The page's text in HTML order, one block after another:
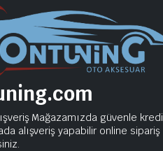
Mağazamızda güvenle kredi
alışveriş yapabilir online sipariş